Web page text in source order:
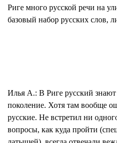
Риге много русской речи на
базовый набор русских слов,
Илья А.: В Риге русский
поколение. Хотя там вообще
русские. Не встретил ни
вопросы, как куда пройти